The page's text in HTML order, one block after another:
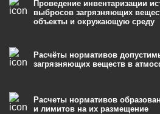
Проведение инвентаризации
выбросов загрязняющих
объекты и окружающую среду
Расчёты нормативов
загрязняющих веществ в
Расчеты нормативов
и лимитов на их размещение